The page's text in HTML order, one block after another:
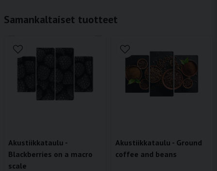
Samankaltaiset tuotteet
Akustiikkataulu -
Blackberries on a macro
scale
Akustiikkataulu - Ground
coffee and beans